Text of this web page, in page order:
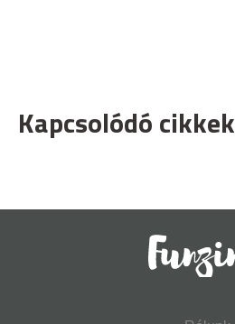
Kapcsolódó cikkek